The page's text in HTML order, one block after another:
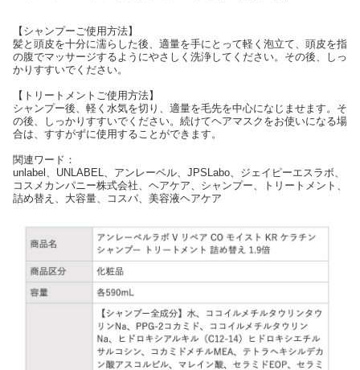
【シャンプーご使用方法】
髪と頭皮を十分に濡らした後、適量を手にとって軽く泡立て、頭皮を指
の腹でマッサージするようにやさしく洗浄してください。その後、しっ
かりすすいでください。
【トリートメントご使用方法】
シャンプー後、軽く水気を切り、適量を毛先を中心になじませます。そ
の後、しっかりすすいでください。続けてヘアマスクをお使いになる場
合は、すすがずに使用することができます。
関連ワード：
unlabel、UNLABEL、アンレーベル、JPSLabo、ジェイピーエスラボ、
コスメカンパニー株式会社、ヘアケア、シャンプー、トリートメント、
詰め替え、大容量、コスパ、美容液ヘアケア